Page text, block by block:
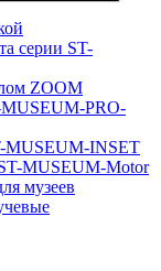
серии ST-
ZOOM
PRO-
MUSEUM-INSET
MUSEUM-Motor
музеев